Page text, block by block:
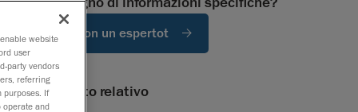
Parla con un espertot
Contenuto relativo
website
user
party vendors
referring
purposes. If
operate and